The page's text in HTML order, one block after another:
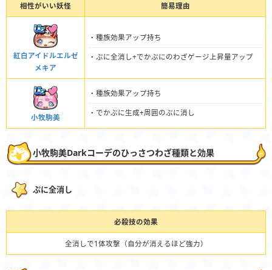
相性がいい妖怪 簡易理由
紅白アイドルエルゼ
メキア
・種族効果アップ持ち
・ぷに全消し+でかぷにのわざゲージ上昇量アップ
小牧駒美
・種族効果アップ持ち
・でかぷに生成+周囲のぷに消し
小牧駒美Darkコーデのひっさつわざ種類と効果
ぷに全消し
必殺技の効果
全消しで1体攻撃（自分が消えるほど強力）